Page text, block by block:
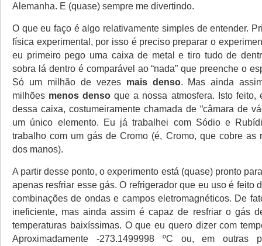
Alemanha. E (quase) sempre me divertindo.
O que eu faço é algo relativamente simples de entender.
física experimental, por isso é preciso preparar o
eu primeiro pego uma caixa de metal e tiro tudo de
sobra lá dentro é comparável ao “nada” que preenche o
Só um milhão de vezes mais denso. Mas ainda
milhões menos denso que a nossa atmosfera. Isto feito,
dessa caixa, costumeiramente chamada de “câmara de
um único elemento. Eu já trabalhei com Sódio e
trabalho com um gás de Cromo (é, Cromo, que cobre as
dos manos).
A partir desse ponto, o experimento está (quase) pronto
apenas resfriar esse gás. O refrigerador que eu uso é feito
combinações de ondas e campos eletromagnéticos. De
ineficiente, mas ainda assim é capaz de resfriar o gás
temperaturas baixíssimas. O que eu quero dizer com
Aproximadamente -273.1499998 ºC ou, em outras